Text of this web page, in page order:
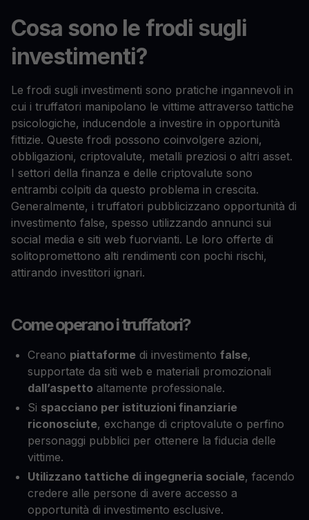
Cosa sono le frodi sugli
investimenti?
Le frodi sugli investimenti sono pratiche ingannevoli in
cui i truffatori manipolano le vittime attraverso tattiche
psicologiche, inducendole a investire in opportunità
fittizie. Queste frodi possono coinvolgere azioni,
obbligazioni, criptovalute, metalli preziosi o altri asset.
I settori della finanza e delle criptovalute sono
entrambi colpiti da questo problema in crescita.
Generalmente, i truffatori pubblicizzano opportunità di
investimento false, spesso utilizzando annunci sui
social media e siti web fuorvianti. Le loro offerte di
solitopromettono alti rendimenti con pochi rischi,
attirando investitori ignari.
Come operano i truffatori?
Creano piattaforme di investimento false,
supportate da siti web e materiali promozionali
dall’aspetto altamente professionale.
Si spacciano per istituzioni finanziarie
riconosciute, exchange di criptovalute o perfino
personaggi pubblici per ottenere la fiducia delle
vittime.
Utilizzano tattiche di ingegneria sociale, facendo
credere alle persone di avere accesso a
opportunità di investimento esclusive.